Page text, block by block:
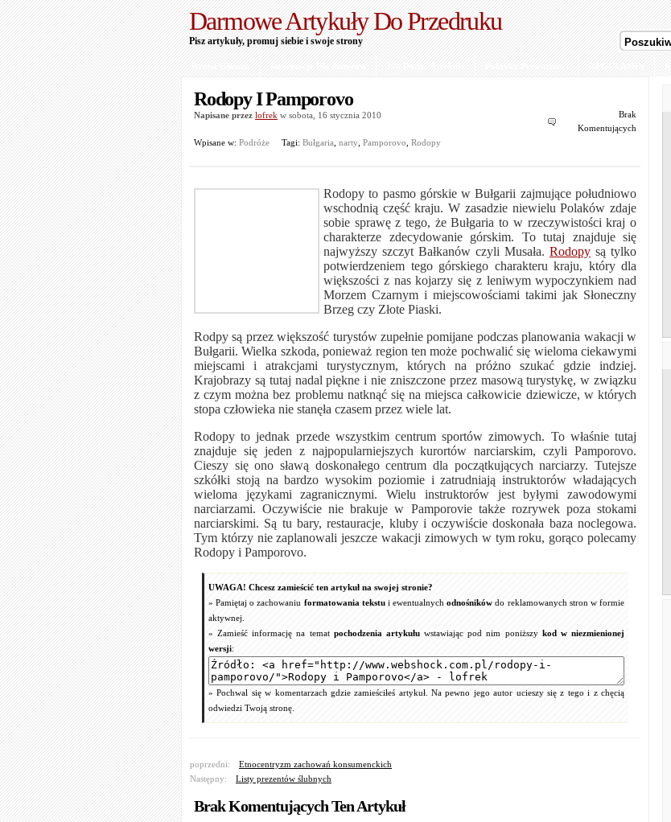
Darmowe Artykuły Do Przedruku
Pisz artykuły, promuj siebie i swoje strony
Rodopy I Pamporovo
Napisane przez lofrek w sobota, 16 stycznia 2010
Brak
Komentujących
Wpisane w: Podróże Tagi: Bułgaria narty Pamporovo Rodopy
Rodopy to pasmo górskie w Bułgarii zajmujące południowo
wschodnią część kraju. W zasadzie niewielu Polaków zdaje
sobie sprawę z tego, że Bułgaria to w rzeczywistości kraj o
charakterze zdecydowanie górskim. To tutaj znajduje się
najwyższy szczyt Bałkanów czyli Musała. Rodopy są tylko
potwierdzeniem tego górskiego charakteru kraju, który dla
większości z nas kojarzy się z leniwym wypoczynkiem nad
Morzem Czarnym i miejscowościami takimi jak Słoneczny
Brzeg czy Złote Piaski.
Rodpy są przez większość turystów zupełnie pomijane podczas planowania wakacji w
Bułgarii. Wielka szkoda, ponieważ region ten może pochwalić się wieloma ciekawymi
miejscami i atrakcjami turystycznym, których na próżno szukać gdzie indziej.
Krajobrazy są tutaj nadal piękne i nie zniszczone przez masową turystykę, w związku
z czym można bez problemu natknąć się na miejsca całkowicie dziewicze, w których
stopa człowieka nie stanęła czasem przez wiele lat.
Rodopy to jednak przede wszystkim centrum sportów zimowych. To właśnie tutaj
znajduje się jeden z najpopularniejszych kurortów narciarskim, czyli Pamporovo.
Cieszy się ono sławą doskonałego centrum dla początkujących narciarzy. Tutejsze
szkółki stoją na bardzo wysokim poziomie i zatrudniają instruktorów władających
wieloma językami zagranicznymi. Wielu instruktorów jest byłymi zawodowymi
narciarzami. Oczywiście nie brakuje w Pamporovie także rozrywek poza stokami
narciarskimi. Są tu bary, restauracje, kluby i oczywiście doskonała baza noclegowa.
Tym którzy nie zaplanowali jeszcze wakacji zimowych w tym roku, gorąco polecamy
Rodopy i Pamporovo.
UWAGA! Chcesz zamieścić ten artykuł na swojej stronie?
» Pamiętaj o zachowaniu formatowania tekstui ewentualnychodnośników do reklamowanych stron w formie
aktywnej.
» Zamieść informację na temat pochodzenia artykułuwstawiając pod nim poniższy kod w niezmienionej
wersji:
» Pochwal się w komentarzach gdzie zamieściłeś artykuł. Na pewno jego autor ucieszy się z tego i z chęcią
odwiedzi Twoją stronę.
poprzedni:
Etnocentryzm zachowań konsumenckich
Następny:
Listy prezentów ślubnych
Brak Komentujących Ten Artykuł